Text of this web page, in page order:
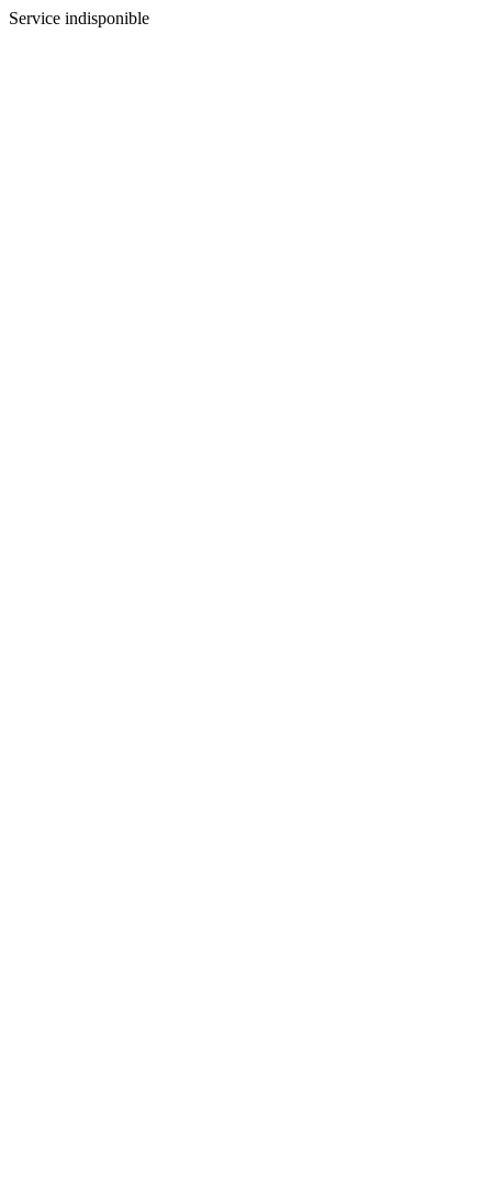
Service indisponible